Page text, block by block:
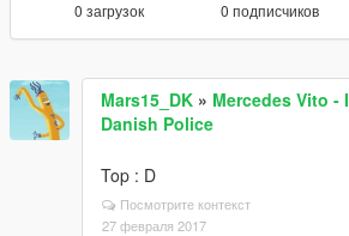
0 загрузок 0 подписчиков
Mars15_DK » Mercedes Vito -
Danish Police
Top : D
Посмотрите контекст
27 февраля 2017